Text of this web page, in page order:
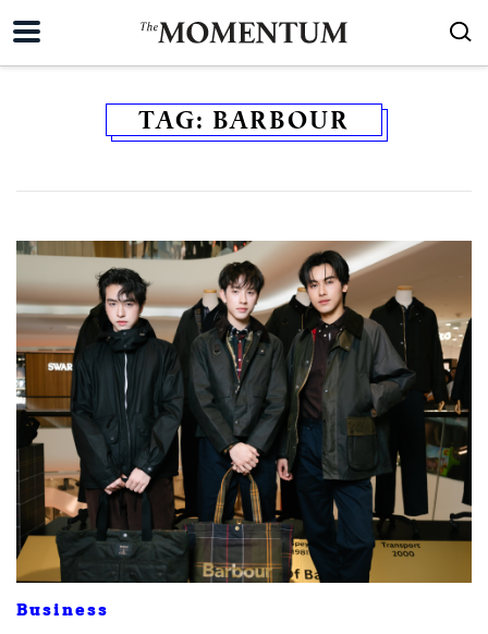
TAG: BARBOUR
Business
ค้นหา